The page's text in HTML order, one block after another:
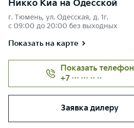
Никко Kиа на Одесской
г. Тюмень, ул. Одесская, д. 1г.
с 09:00 до 20:00 без выходных
Показать на карте
Показать телефон
+7 ··· ··· ·· ··
Заявка дилеру